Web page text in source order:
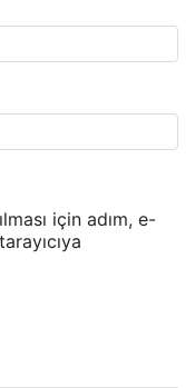
için adım, e-